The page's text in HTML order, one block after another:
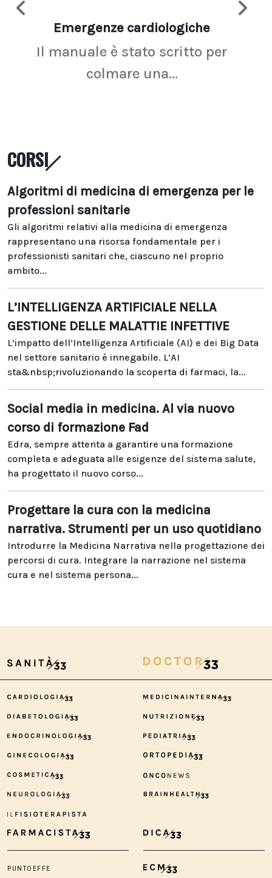
Emergenze cardiologiche
Il manuale è stato scritto per
colmare una...
CORSI
Algoritmi di medicina di emergenza per le
professioni sanitarie
Gli algoritmi relativi alla medicina di emergenza
rappresentano una risorsa fondamentale per i
professionisti sanitari che, ciascuno nel proprio
ambito...
L’INTELLIGENZA ARTIFICIALE NELLA
GESTIONE DELLE MALATTIE INFETTIVE
L’impatto dell’Intelligenza Artificiale (AI) e dei Big Data
nel settore sanitario è innegabile. L’AI
sta&nbsp;rivoluzionando la scoperta di farmaci, la...
Social media in medicina. Al via nuovo
corso di formazione Fad
Edra, sempre attenta a garantire una formazione
completa e adeguata alle esigenze del sistema salute,
ha progettato il nuovo corso...
Progettare la cura con la medicina
narrativa. Strumenti per un uso quotidiano
Introdurre la Medicina Narrativa nella progettazione dei
percorsi di cura. Integrare la narrazione nel sistema
cura e nel sistema persona...